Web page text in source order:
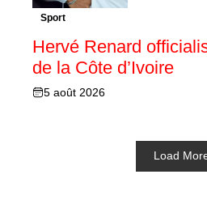
Sport
Hervé Renard
de la Côte d’Ivoire
5 août 2026
Load